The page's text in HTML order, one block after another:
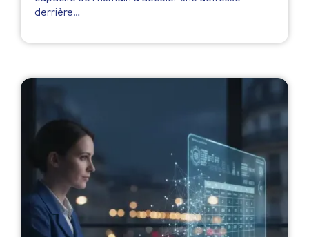
derrière…